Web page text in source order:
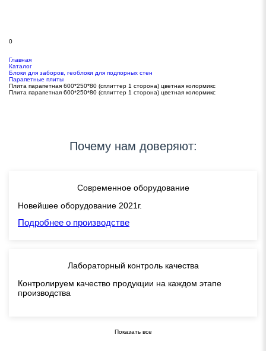
0
Главная
Каталог
Блоки для заборов, геоблоки для подпорных стен
Парапетные плиты
Плита парапетная 600*250*80 (сплиттер 1 сторона) цветная колормикс
Плита парапетная 600*250*80 (сплиттер 1 сторона) цветная колормикс
Почему нам доверяют:
Современное оборудование
Новейшее оборудование 2021г.
Подробнее о производстве
Лабораторный контроль качества
Контролируем качество продукции на каждом этапе
производства
Показать все